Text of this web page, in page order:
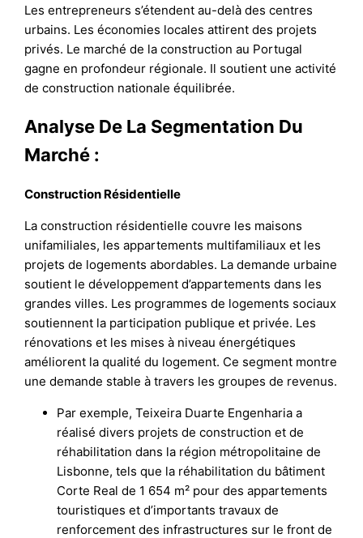
Les entrepreneurs s’étendent au-delà des centres
urbains. Les économies locales attirent des projets
privés. Le marché de la construction au Portugal
gagne en profondeur régionale. Il soutient une activité
de construction nationale équilibrée.
Analyse De La Segmentation Du
Marché :
Construction Résidentielle
La construction résidentielle couvre les maisons
unifamiliales, les appartements multifamiliaux et les
projets de logements abordables. La demande urbaine
soutient le développement d’appartements dans les
grandes villes. Les programmes de logements sociaux
soutiennent la participation publique et privée. Les
rénovations et les mises à niveau énergétiques
améliorent la qualité du logement. Ce segment montre
une demande stable à travers les groupes de revenus.
Par exemple, Teixeira Duarte Engenharia a
réalisé divers projets de construction et de
réhabilitation dans la région métropolitaine de
Lisbonne, tels que la réhabilitation du bâtiment
Corte Real de 1 654 m² pour des appartements
touristiques et d’importants travaux de
renforcement des infrastructures sur le front de